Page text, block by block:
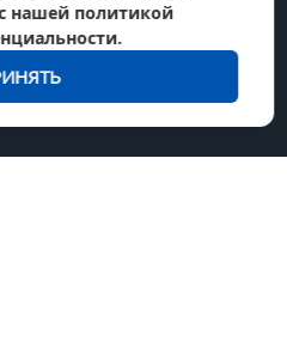
нашей политикой